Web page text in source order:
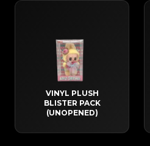
VINYL PLUSH
BLISTER PACK
(UNOPENED)